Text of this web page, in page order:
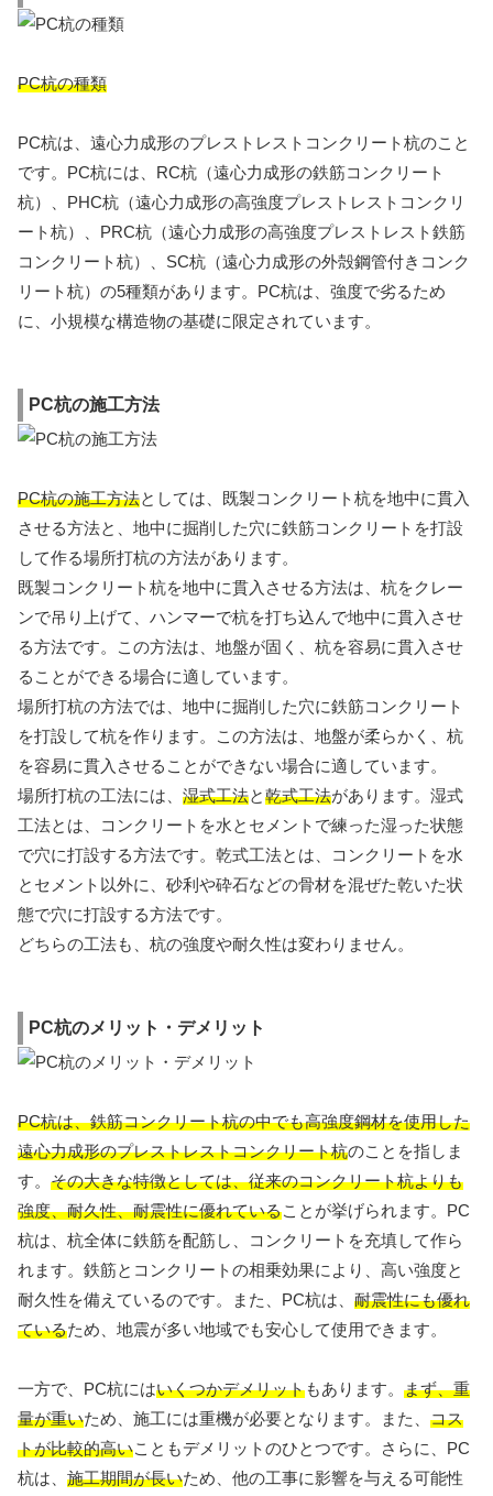
PC杭の種類
PC杭は、遠心力成形のプレストレストコンクリート杭のこと
です。PC杭には、RC杭（遠心力成形の鉄筋コンクリート
杭）、PHC杭（遠心力成形の高強度プレストレストコンクリ
ート杭）、PRC杭（遠心力成形の高強度プレストレスト鉄筋
コンクリート杭）、SC杭（遠心力成形の外殻鋼管付きコンク
リート杭）の5種類があります。PC杭は、強度で劣るため
に、小規模な構造物の基礎に限定されています。
PC杭の施工方法
PC杭の施工方法としては、既製コンクリート杭を地中に貫入
させる方法と、地中に掘削した穴に鉄筋コンクリートを打設
して作る場所打杭の方法があります。
既製コンクリート杭を地中に貫入させる方法は、杭をクレー
ンで吊り上げて、ハンマーで杭を打ち込んで地中に貫入させ
る方法です。この方法は、地盤が固く、杭を容易に貫入させ
ることができる場合に適しています。
場所打杭の方法では、地中に掘削した穴に鉄筋コンクリート
を打設して杭を作ります。この方法は、地盤が柔らかく、杭
を容易に貫入させることができない場合に適しています。
場所打杭の工法には、 湿式工法と乾式工法があります。湿式
工法とは、コンクリートを水とセメントで練った湿った状態
で穴に打設する方法です。乾式工法とは、コンクリートを水
とセメント以外に、砂利や砕石などの骨材を混ぜた乾いた状
態で穴に打設する方法です。
どちらの工法も、杭の強度や耐久性は変わりません。
PC杭のメリット・デメリット
PC杭は、鉄筋コンクリート杭の中でも高強度鋼材を使用した
遠心力成形のプレストレストコンクリート杭のことを指しま
す。 その大きな特徴としては、従来のコンクリート杭よりも
強度、耐久性、耐震性に優れていることが挙げられます。PC
杭は、杭全体に鉄筋を配筋し、コンクリートを充填して作ら
れます。鉄筋とコンクリートの相乗効果により、高い強度と
耐久性を備えているのです。また、PC杭は、 耐震性にも優れ
ているため、地震が多い地域でも安心して使用できます。
一方で、PC杭にはいくつかデメリットもあります。 まず、重
量が重いため、施工には重機が必要となります。また、 コス
トが比較的高いこともデメリットのひとつです。さらに、PC
杭は、 施工期間が長いため、他の工事に影響を与える可能性